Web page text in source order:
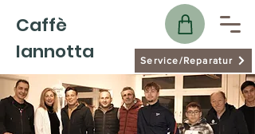
Caffè
Iannotta
Service/Reparatur